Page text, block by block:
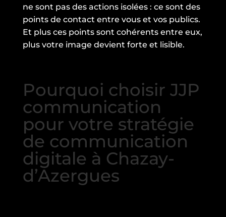
ne sont pas des actions isolées : ce sont des
points de contact entre vous et vos publics.
Et plus ces points sont cohérents entre eux,
plus votre image devient forte et lisible.
Pourquoi choisir JJP
communication
pour votre stratégie
de communication
digitale à Chazay-
d’Azergues